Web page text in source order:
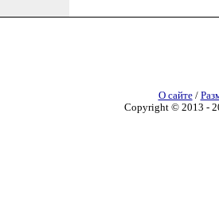
О сайте/
Copyright © 2013 -